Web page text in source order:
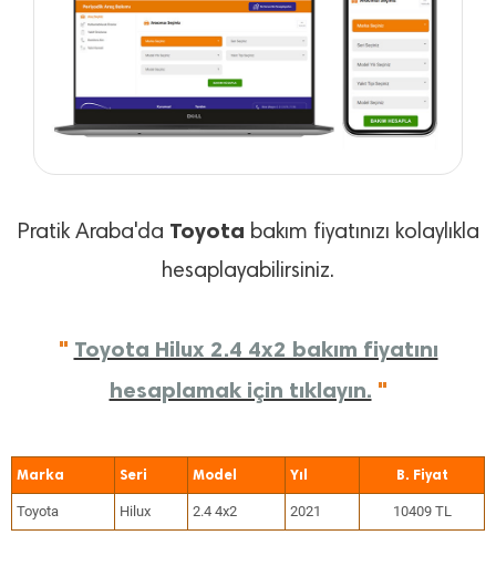
Pratik Araba'da Toyota bakım fiyatınızı kolaylıkla
hesaplayabilirsiniz.
" Toyota Hilux 2.4 4x2 bakım fiyatını
hesaplamak için tıklayın. "
Marka Seri Model Yıl
Toyota Hilux 2.4 4x2 2021 10409 TL